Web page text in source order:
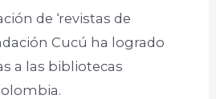
de ‘revistas de
Cucú ha logrado
a las bibliotecas